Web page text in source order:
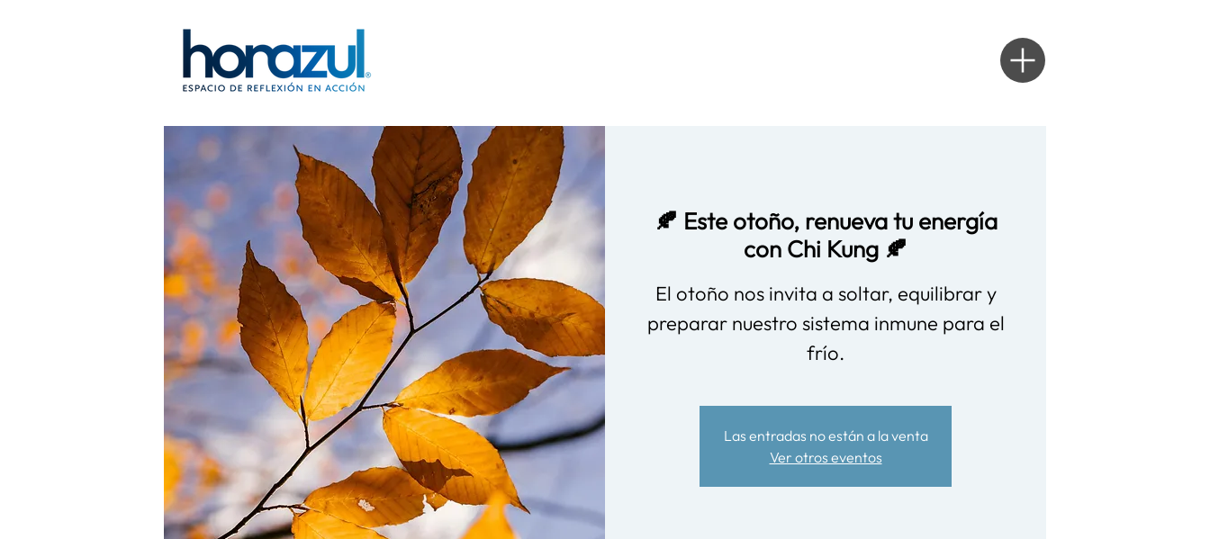
🍂 Este otoño, renueva tu energía
con Chi Kung 🍂
El otoño nos invita a soltar, equilibrar y
preparar nuestro sistema inmune para el
Las entradas no están a la venta
Ver otros eventos